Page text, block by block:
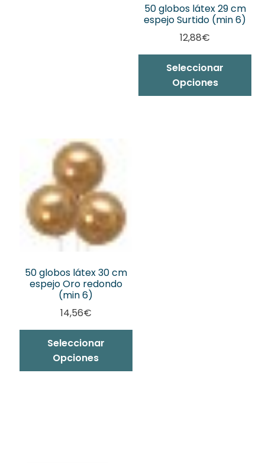
50 globos látex 29 cm
espejo Surtido (min 6)
12,88€
Seleccionar
Opciones
50 globos látex 30 cm
espejo Oro redondo
(min 6)
14,56€
Seleccionar
Opciones